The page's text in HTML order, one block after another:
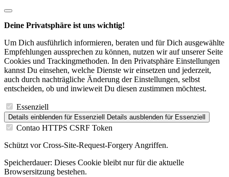
Empfehlungen aussprechen zu können, nutzen wir auf unserer Seite
Cookies und Trackingmethoden. In den Privatsphäre Einstellungen
kannst Du einsehen, welche Dienste wir einsetzen und jederzeit,
auch durch nachträgliche Änderung der Einstellungen, selbst
entscheiden, ob und inwieweit Du diesen zustimmen möchtest.
Details einblenden
Contao HTTPS CSRF Token
Browsersitzung bestehen.
PHP SESSION ID